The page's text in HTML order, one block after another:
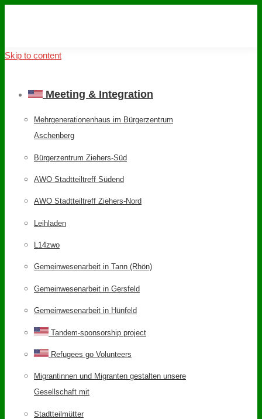
Skip to content
Meeting & Integration
Mehrgenerationenhaus im Bürgerzentrum
Aschenberg
Bürgerzentrum Ziehers-Süd
AWO Stadtteiltreff Südend
AWO Stadtteiltreff Ziehers-Nord
Leihladen
L14zwo
Gemeinwesenarbeit in Tann (Rhön)
Gemeinwesenarbeit in Gersfeld
Gemeinwesenarbeit in Hünfeld
Tandem-sponsorship project
Refugees go Volunteers
Migrantinnen und Migranten gestalten unsere
Gesellschaft mit
Stadtteilmütter